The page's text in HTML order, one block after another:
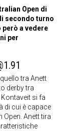
Open di
secondo turno
però a vedere
per
tra Anett
derby tra
si fa
di cui è capace
Open. Anett tira